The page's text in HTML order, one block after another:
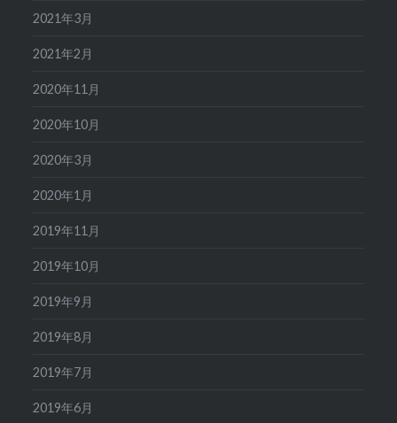
2021年3月
2021年2月
2020年11月
2020年10月
2020年3月
2020年1月
2019年11月
2019年10月
2019年9月
2019年8月
2019年7月
2019年6月